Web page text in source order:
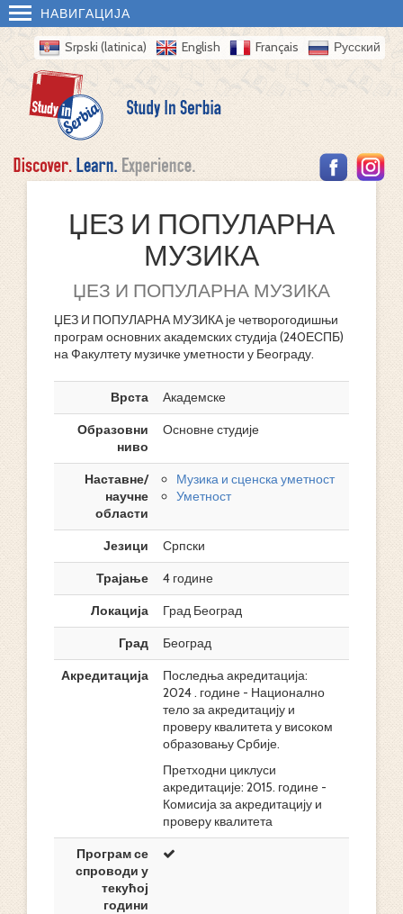
НАВИГАЦИЈА
Srpski (latinica) English Français Русский
ЏЕЗ И ПОПУЛАРНА
МУЗИКА
ЏЕЗ И ПОПУЛАРНА МУЗИКА
ЏЕЗ И ПОПУЛАРНА МУЗИКА је четворогодишњи
програм основних академских студија (240ЕСПБ)
на Факултету музичке уметности у Београду.
Врста
Академске
Образовни
ниво
Основне студије
Наставне/
научне
области
Музика и сценска уметност
Уметност
Језици
Српски
Трајање
4 године
Локација
Град Београд
Град
Београд
Акредитација
Последња акредитација:
2024 . године - Национално
тело за акредитацију и
проверу квалитета у високом
образовању Србије.
Претходни циклуси
акредитације: 2015. године -
Комисија за акредитацију и
проверу квалитета
Програм се
спроводи у
текућој
години